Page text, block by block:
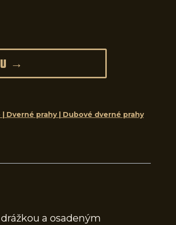
→
Dverné prahy | Dubové dverné prahy
a osadeným